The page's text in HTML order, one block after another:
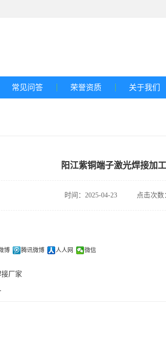
常见问答 荣誉资质 关于我们
阳江紫铜端子激光焊接加
时间：2025-04-23 点击次数
博 腾讯微博 人人网 微信
厂家